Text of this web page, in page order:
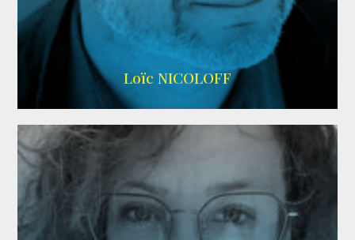
Wikipedia
Loïc NICOLOFF